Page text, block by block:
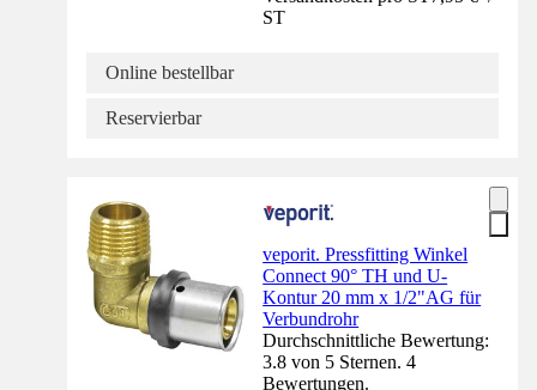
ST
Online bestellbar
Reservierbar
veporit. Pressfitting Winkel
Connect 90° TH und U-
Kontur 20 mm x 1/2"AG für
Verbundrohr
Durchschnittliche Bewertung:
3.8 von 5 Sternen. 4
Bewertungen.